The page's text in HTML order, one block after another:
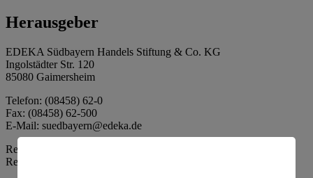
Herausgeber
EDEKA Südbayern Handels Stiftung & Co. KG
Ingolstädter Str. 120
85080 Gaimersheim
Telefon: (08458) 62-0
Fax: (08458) 62-500
E-Mail: suedbayern@edeka.de
Registergericht: Amtsgericht Ingolstadt
Registernummer: HRA 3325